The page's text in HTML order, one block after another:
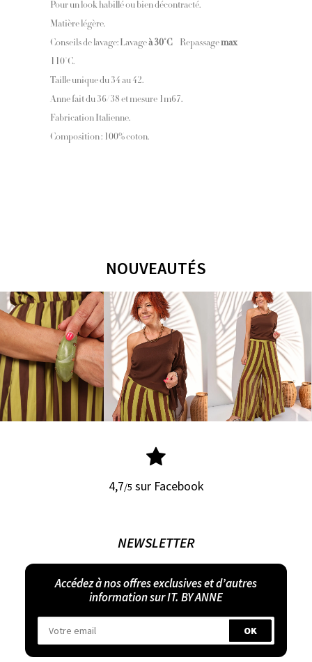
Pour un look habillé ou bien décontracté.
Matière légère.
Conseils de lavage: Lavageà 30°C– Repassagemax
110°C.
Taille unique du 34 au 42.
Anne fait du 36/38 et mesure 1m67.
Fabrication Italienne.
Composition : 100% coton.
NOUVEAUTÉS
4,7/5 sur Facebook
NEWSLETTER
Accédez à nos offres exclusives et d’autres
information sur IT. BY ANNE